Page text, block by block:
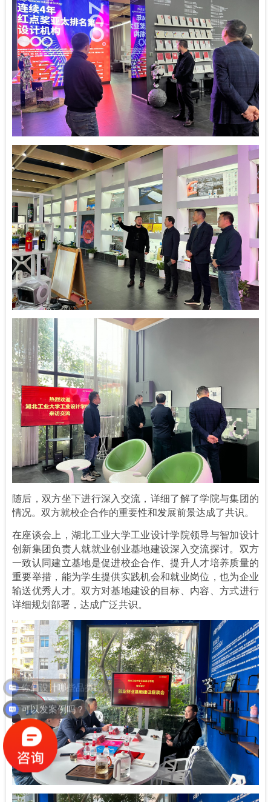
随后，双方坐下进行深入交流，详细了解了学院与集团的
情况。双方就校企合作的重要性和发展前景达成了共识。
在座谈会上，湖北工业大学工业设计学院领导与智加设计
创新集团负责人就就业创业基地建设深入交流探讨。双方
一致认同建立基地是促进校企合作、提升人才培养质量的
重要举措，能为学生提供实践机会和就业岗位，也为企业
输送优秀人才。双方对基地建设的目标、内容、方式进行
详细规划部署，达成广泛共识。
可以发案例吗？